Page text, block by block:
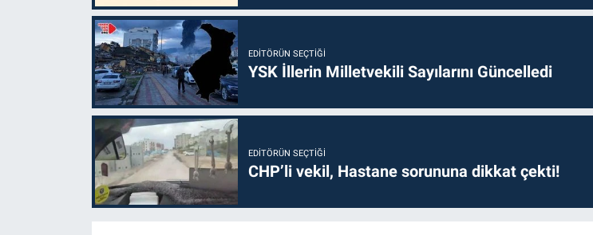
EDITÖRÜN SEÇTIĞI
YSK İllerin Milletvekili Sayılarını Güncelledi
EDITÖRÜN SEÇTIĞI
CHP’li vekil, Hastane sorununa dikkat çekti!